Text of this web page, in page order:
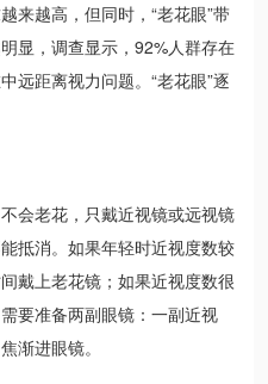
来越高，但同时，“老花眼”带
显，调查显示，92%人群存在
远距离视力问题。“老花眼”逐
会老花，只戴近视镜或远视镜
抵消。如果年轻时近视度数较
戴上老花镜；如果近视度数很
要准备两副眼镜：一副近视
渐进眼镜。